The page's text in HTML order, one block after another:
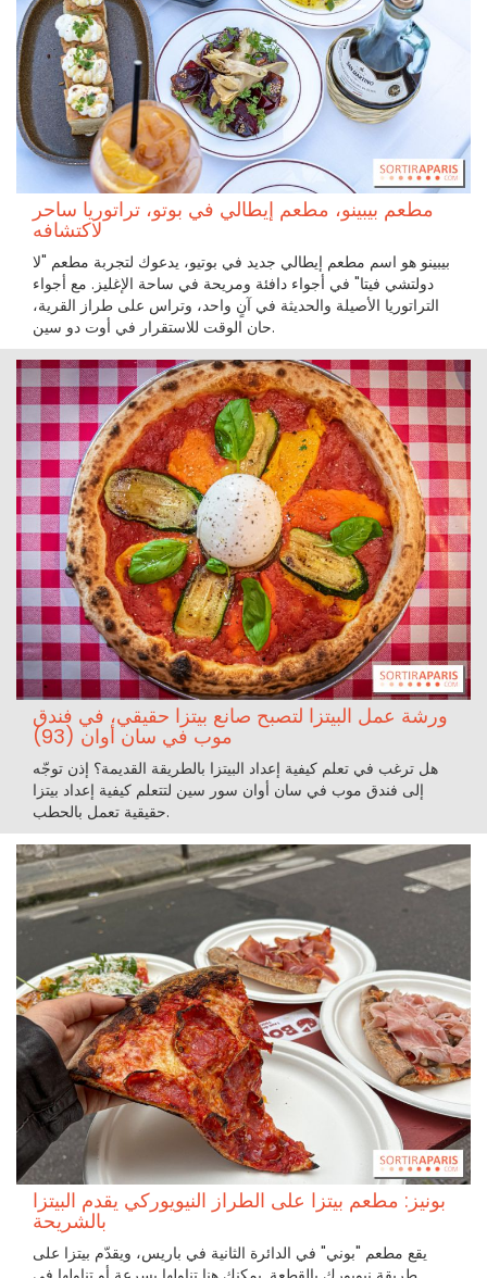
مطعم بيبينو، مطعم إيطالي في بوتو، تراتوريا ساحر
لاكتشافه
بيبينو هو اسم مطعم إيطالي جديد في بوتيو، يدعوك لتجربة مطعم "لا
دولتشي فيتا" في أجواء دافئة ومريحة في ساحة الإغليز. مع أجواء
التراتوريا الأصيلة والحديثة في آنٍ واحد، وتراس على طراز القرية،
حان الوقت للاستقرار في أوت دو سين.
ورشة عمل البيتزا لتصبح صانع بيتزا حقيقي، في فندق
موب في سان أوان (93)
هل ترغب في تعلم كيفية إعداد البيتزا بالطريقة القديمة؟ إذن توجّه
إلى فندق موب في سان أوان سور سين لتتعلم كيفية إعداد بيتزا
حقيقية تعمل بالحطب.
بونيز: مطعم بيتزا على الطراز النيويوركي يقدم البيتزا
بالشريحة
يقع مطعم "بوني" في الدائرة الثانية في باريس، ويقدّم بيتزا على